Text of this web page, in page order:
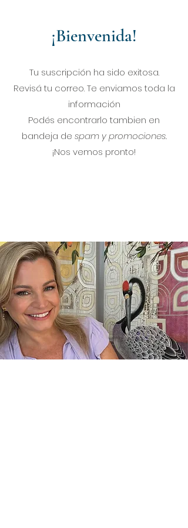
¡Bienvenida!
Tu suscripción ha sido exitosa.
Revisá tu correo. Te enviamos toda la
información
Podés encontrarlo tambien en
bandeja de spam y promociones.
¡Nos vemos pronto!